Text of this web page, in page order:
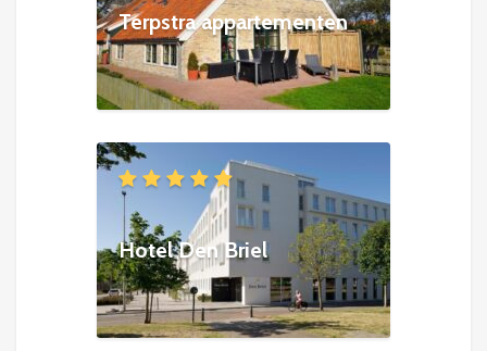
Terpstra appartementen
Hotel Den Briel